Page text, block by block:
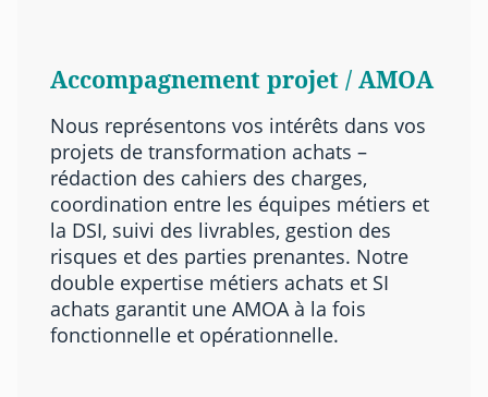
Accompagnement projet / AMOA
Nous représentons vos intérêts dans vos
projets de transformation achats –
rédaction des cahiers des charges,
coordination entre les équipes métiers et
la DSI, suivi des livrables, gestion des
risques et des parties prenantes. Notre
double expertise métiers achats et SI
achats garantit une AMOA à la fois
fonctionnelle et opérationnelle.